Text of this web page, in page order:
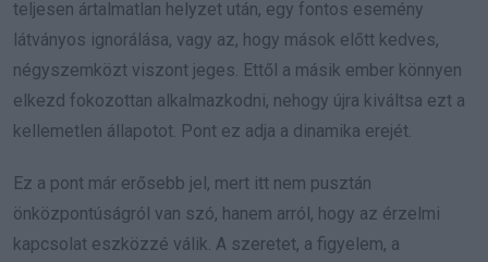
teljesen ártalmatlan helyzet után, egy fontos esemény
látványos ignorálása, vagy az, hogy mások előtt kedves,
négyszemközt viszont jeges. Ettől a másik ember könnyen
elkezd fokozottan alkalmazkodni, nehogy újra kiváltsa ezt a
kellemetlen állapotot. Pont ez adja a dinamika erejét.
Ez a pont már erősebb jel, mert itt nem pusztán
önközpontúságról van szó, hanem arról, hogy az érzelmi
kapcsolat eszközzé válik. A szeretet, a figyelem, a